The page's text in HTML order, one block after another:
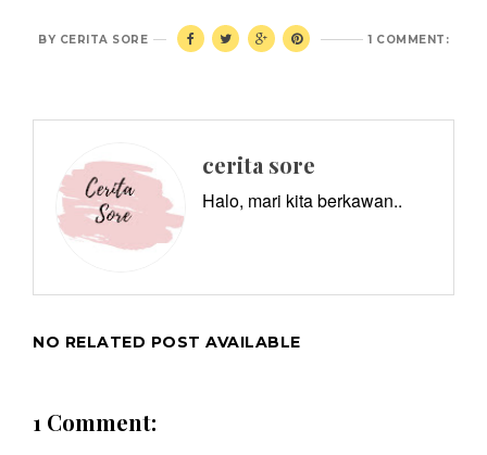
1 COMMENT:
BY CERITA SORE
cerita sore
Halo, mari kita berkawan..
NO RELATED POST AVAILABLE
1 Comment: